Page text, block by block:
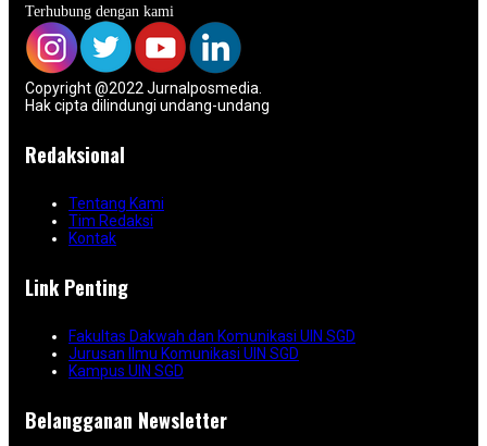
Terhubung dengan kami
Copyright @2022 Jurnalposmedia.
Hak cipta dilindungi undang-undang
Redaksional
Tentang Kami
Tim Redaksi
Kontak
Link Penting
Fakultas Dakwah dan Komunikasi UIN SGD
Jurusan Ilmu Komunikasi UIN SGD
Kampus UIN SGD
Belangganan Newsletter